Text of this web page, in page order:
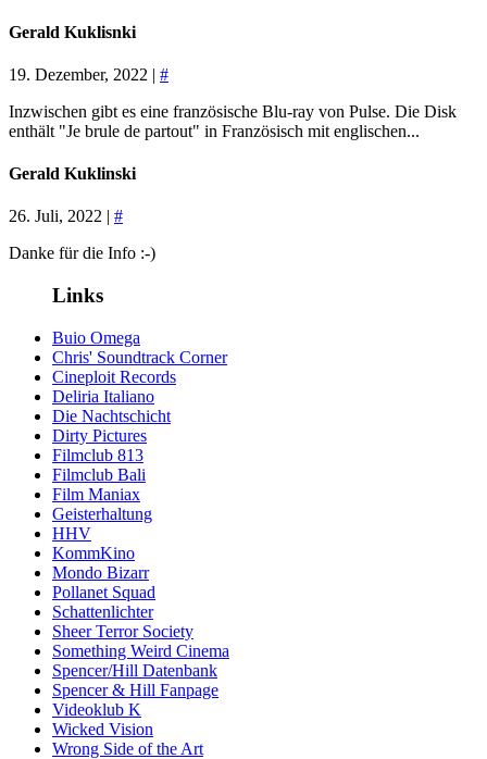
Gerald Kuklisnki
19. Dezember, 2022 | #
Inzwischen gibt es eine französische Blu-ray von Pulse. Die Disk
enthält "Je brule de partout" in Französisch mit englischen...
Gerald Kuklinski
26. Juli, 2022 | #
Danke für die Info :-)
Links
Buio Omega
Chris' Soundtrack Corner
Cineploit Records
Deliria Italiano
Die Nachtschicht
Dirty Pictures
Filmclub 813
Filmclub Bali
Film Maniax
Geisterhaltung
HHV
KommKino
Mondo Bizarr
Pollanet Squad
Schattenlichter
Sheer Terror Society
Something Weird Cinema
Spencer/Hill Datenbank
Spencer & Hill Fanpage
Videoklub K
Wicked Vision
Wrong Side of the Art